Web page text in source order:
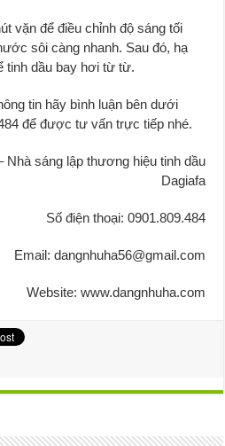
vặn để điều chỉnh độ sáng tối
sôi càng nhanh. Sau đó, hạ
tinh dầu bay hơi từ từ.
tin hãy bình luận bên dưới
để được tư vấn trực tiếp nhé.
sáng lập thương hiệu tinh dầu
Dagiafa
Số điện thoại: 0901.809.484
Email: dangnhuha56@gmail.com
Website: www.dangnhuha.com